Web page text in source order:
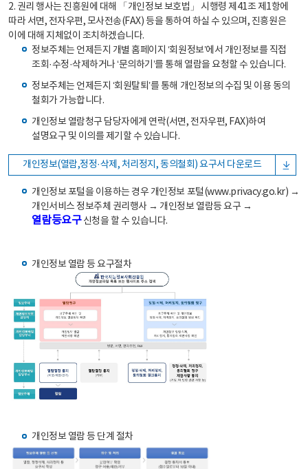
2. 권리 행사는 진흥원에 대해 「개인정보 보호법」 시행령 제41조 제1항에
따라 서면, 전자우편, 모사전송(FAX) 등을 통하여 하실 수 있으며, 진흥원은
이에 대해 지체없이 조치하겠습니다.
정보주체는 언제든지 개별 홈페이지 ‘회원정보’에서 개인정보를 직접
조회·수정·삭제하거나 ‘문의하기’를 통해 열람을 요청할 수 있습니다.
정보주체는 언제든지 ‘회원탈퇴’를 통해 개인정보의 수집 및 이용 동의
철회가 가능합니다.
개인정보 열람청구 담당자에게 연락(서면, 전자우편, FAX)하여
설명요구 및 이의를 제기할 수 있습니다.
개인정보(열람,정정·삭제, 처리정지, 동의철회) 요구서 다운로드
개인정보 포털을 이용하는 경우 개인정보 포털(www.privacy.go.kr) →
개인서비스 정보주체 권리행사 → 개인정보 열람등 요구 →
열람등요구신청을 할 수 있습니다.
개인정보 열람 등 요구절차
개인정보 열람 등 단계 절차